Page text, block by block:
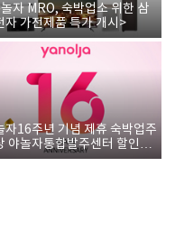
자 MRO, 숙박업소 위한 삼
자 가전제품 특가 개시>
자16주년 기념 제휴 숙박업주
야놀자통합발주센터 할인쿠
정